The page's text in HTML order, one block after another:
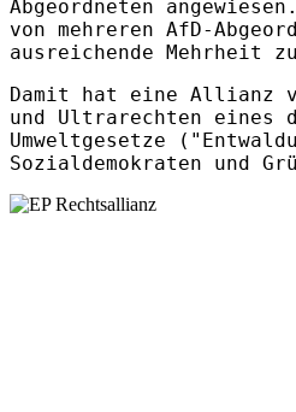
Abgeordneten
von mehreren AfD-
ausreichende Mehrheit
Damit hat eine Allianz
und Ultrarechten eines
Umweltgesetze
Sozialdemokraten und